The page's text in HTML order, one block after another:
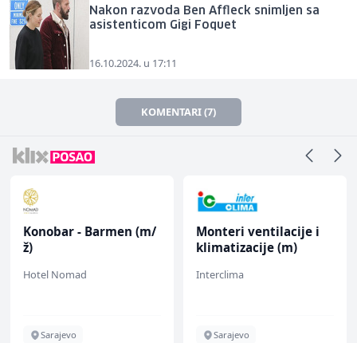
Nakon razvoda Ben Affleck snimljen sa
asistenticom Gigi Foquet
16.10.2024. u 17:11
KOMENTARI (7)
Konobar - Barmen (m/
ž)
Hotel Nomad
Sarajevo
Monteri ventilacije i
klimatizacije (m)
Interclima
Sarajevo